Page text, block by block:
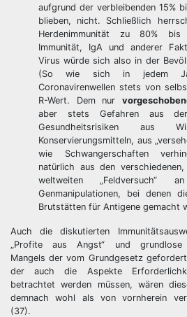
aufgrund der verbleibenden 15%
blieben, nicht. Schließlich
Herdenimmunität zu 80% bis
Immunität, IgA und anderer
Virus würde sich also in der
(So wie sich in jedem
Coronavirenwellen stets von
R-Wert. Dem nur
aber stets Gefahren aus
Gesundheitsrisiken aus
Konservierungsmitteln, aus
wie Schwangerschaften
natürlich aus den
weltweiten „Feldversuch“
Genmanipulationen, bei denen
Brutstätten für Antigene gemacht
Auch die diskutierten
„Profite aus Angst“ und grundlose
Mangels der vom Grundgesetz
der auch die Aspekte
betrachtet werden müssen, wären
demnach wohl als von vornherein
(37).